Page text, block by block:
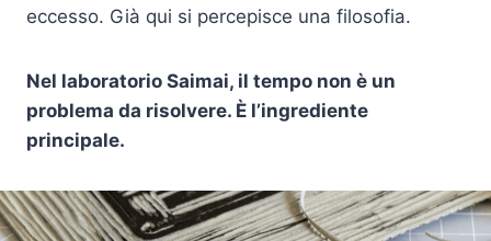
eccesso. Già qui si percepisce una filosofia.
Nel laboratorio Saimai, il tempo non è un
problema da risolvere. È l’ingrediente
principale.